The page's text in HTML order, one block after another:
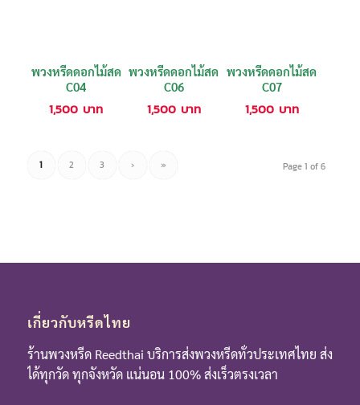
พวงหรีดดอกไม้สด
C04
1,500 บาท
พวงหรีดดอกไม้สด
C06
1,500 บาท
พวงหรีดดอกไม้สด
C07
1,500 บาท
Page 1 of 6
1 2 3 › »
เกี่ยวกับหรีดไทย
ร้านพวงหรีด Reedthai บริการส่งพวงหรีดทั่วประเทศไทย ส่ง
ได้ทุกวัด ทุกจังหวัด แน่นอน 100% ส่งเร็วตรงเวลา